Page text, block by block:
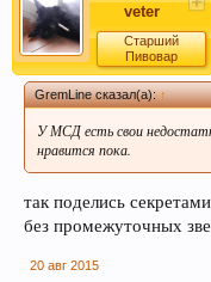
veter
Старший
Пивовар
GremLine сказал(а):↑
У МСД есть свои
нравится пока.
так поделись
без промежуточных
20 авг 2015